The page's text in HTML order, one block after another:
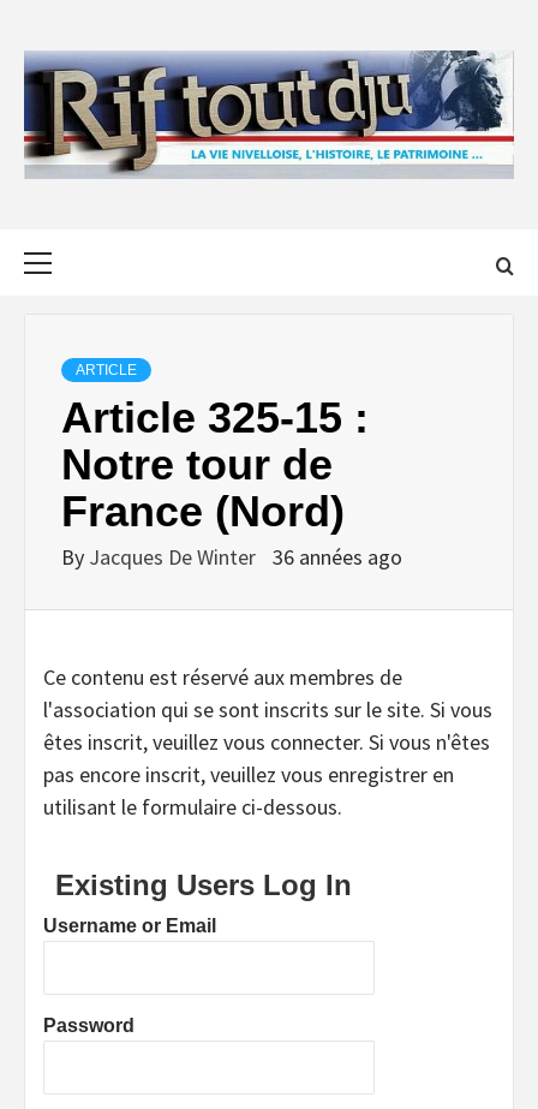
content
ARTICLE
Article 325-15 :
Notre tour de
France (Nord)
By Jacques De Winter 36 années ago
Ce contenu est réservé aux membres de
l'association qui se sont inscrits sur le site. Si vous
êtes inscrit, veuillez vous connecter. Si vous n'êtes
pas encore inscrit, veuillez vous enregistrer en
utilisant le formulaire ci-dessous.
Existing Users Log In
Username or Email
Password